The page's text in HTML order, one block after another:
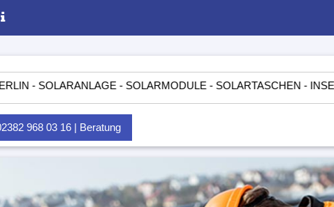
- SOLARMODULE - SOLARTASCHEN -
968 03 16 | Beratung